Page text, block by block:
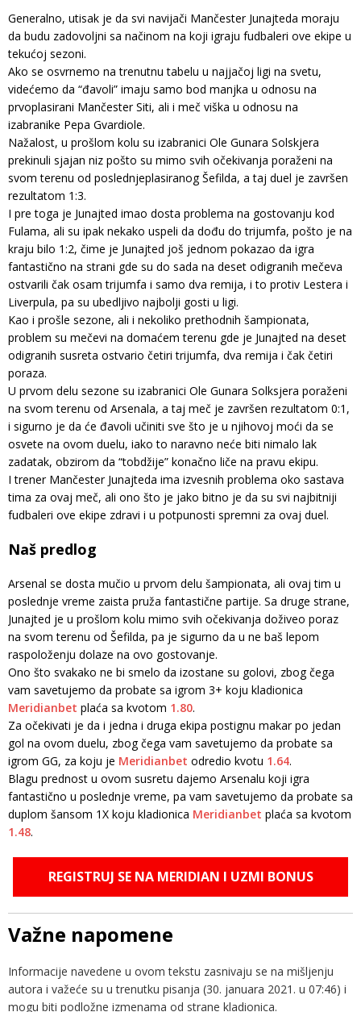
Generalno, utisak je da svi navijači Mančester Junajteda moraju
da budu zadovoljni sa načinom na koji igraju fudbaleri ove ekipe u
tekućoj sezoni.
Ako se osvrnemo na trenutnu tabelu u najjačoj ligi na svetu,
videćemo da “đavoli” imaju samo bod manjka u odnosu na
prvoplasirani Mančester Siti, ali i meč viška u odnosu na
izabranike Pepa Gvardiole.
Nažalost, u prošlom kolu su izabranici Ole Gunara Solskjera
prekinuli sjajan niz pošto su mimo svih očekivanja poraženi na
svom terenu od poslednjeplasiranog Šefilda, a taj duel je završen
rezultatom 1:3.
I pre toga je Junajted imao dosta problema na gostovanju kod
Fulama, ali su ipak nekako uspeli da dođu do trijumfa, pošto je na
kraju bilo 1:2, čime je Junajted još jednom pokazao da igra
fantastično na strani gde su do sada na deset odigranih mečeva
ostvarili čak osam trijumfa i samo dva remija, i to protiv Lestera i
Liverpula, pa su ubedljivo najbolji gosti u ligi.
Kao i prošle sezone, ali i nekoliko prethodnih šampionata,
problem su mečevi na domaćem terenu gde je Junajted na deset
odigranih susreta ostvario četiri trijumfa, dva remija i čak četiri
poraza.
U prvom delu sezone su izabranici Ole Gunara Solksjera poraženi
na svom terenu od Arsenala, a taj meč je završen rezultatom 0:1,
i sigurno je da će đavoli učiniti sve što je u njihovoj moći da se
osvete na ovom duelu, iako to naravno neće biti nimalo lak
zadatak, obzirom da “tobdžije” konačno liče na pravu ekipu.
I trener Mančester Junajteda ima izvesnih problema oko sastava
tima za ovaj meč, ali ono što je jako bitno je da su svi najbitniji
fudbaleri ove ekipe zdravi i u potpunosti spremni za ovaj duel.
Naš predlog
Arsenal se dosta mučio u prvom delu šampionata, ali ovaj tim u
poslednje vreme zaista pruža fantastične partije. Sa druge strane,
Junajted je u prošlom kolu mimo svih očekivanja doživeo poraz
na svom terenu od Šefilda, pa je sigurno da u ne baš lepom
raspoloženju dolaze na ovo gostovanje.
Ono što svakako ne bi smelo da izostane su golovi, zbog čega
vam savetujemo da probate sa igrom 3+ koju kladionica
Meridianbet plaća sa kvotom 1.80.
Za očekivati je da i jedna i druga ekipa postignu makar po jedan
gol na ovom duelu, zbog čega vam savetujemo da probate sa
igrom GG, za koju je Meridianbet odredio kvotu 1.64.
Blagu prednost u ovom susretu dajemo Arsenalu koji igra
fantastično u poslednje vreme, pa vam savetujemo da probate sa
duplom šansom 1X koju kladionica Meridianbet plaća sa kvotom
1.48.
REGISTRUJ SE NA MERIDIAN I UZMI BONUS
Važne napomene
Informacije navedene u ovom tekstu zasnivaju se na mišljenju
autora i važeće su u trenutku pisanja (30. januara 2021. u 07:46) i
mogu biti podložne izmenama od strane kladionica.